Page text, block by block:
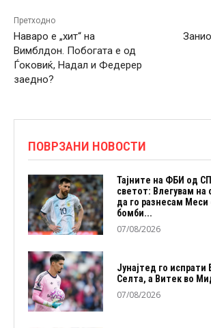
Претходно
Наваро е „хит“ на
Вимблдон. Побогата е од
Ѓоковиќ, Надал и Федерер
заедно?
ПОВРЗАНИ НОВОСТИ
Тајните на ФБИ од
светот: Влегувам на
да го разнесам Меси
бомби...
07/08/2026
Јунајтед го испрати
Селта, а Витек во
07/08/2026